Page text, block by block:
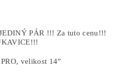
PÁR !!! Za tuto cenu!!!
velikost 14”